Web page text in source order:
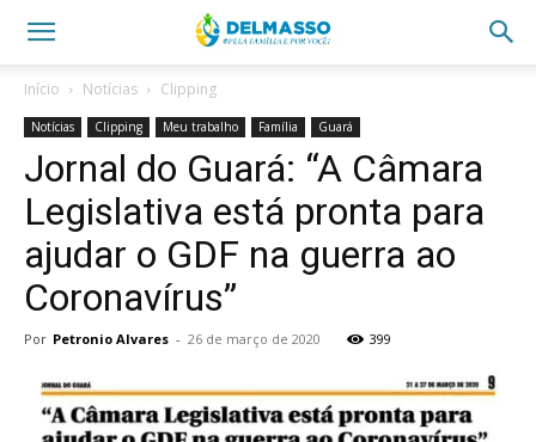
Início Notícias Clipping
Notícias Clipping Meu trabalho Família Guará
Jornal do Guará: “A Câmara
Legislativa está pronta para
ajudar o GDF na guerra ao
Coronavírus”
Por Petronio Alvares - 26 de março de 2020 399